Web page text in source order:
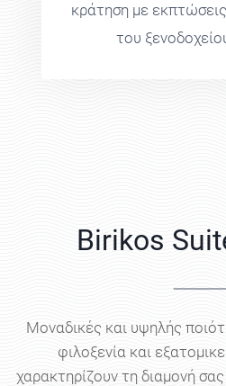
κράτηση με
του
Birikos
Μοναδικές και υψηλής
φιλοξενία και
χαρακτηρίζουν τη διαμονή